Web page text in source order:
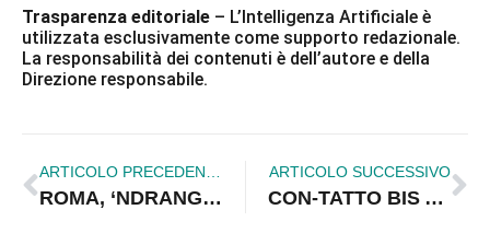
Trasparenza editoriale – L’Intelligenza Artificiale è
utilizzata esclusivamente come supporto redazionale.
La responsabilità dei contenuti è dell’autore e della
Direzione responsabile.
ARTICOLO PRECEDENTE
ROMA, ‘NDRANGHETA: 19 ARRESTI, TROVATI COCAINA ED ARMI. COINVOLTI ANCHE “COLLETTI BIANCHI”.
ARTICOLO SUCCESSIVO
CON-TATTO BIS A CORIGLIANO CON “MATRIMONIJ E VISCUVAT…E RU CIEL SU DESTINATI”